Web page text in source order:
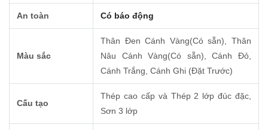
An toàn Có báo động
Màu sắc
Thân Ðen Cánh Vàng(Có sẵn), Thân
Nâu Cánh Vàng(Có sẵn), Cánh Ðỏ,
Cánh Trắng, Cánh Ghi (Đặt Trước)
Cấu tạo
Thép cao cấp và Thép 2 lớp đúc đặc,
Sơn 3 lớp